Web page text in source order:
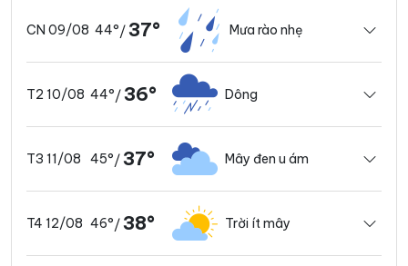
CN 09/08 44°/ 37° Mưa rào nhẹ
T2 10/08 44°/ 36° Dông
T3 11/08 45°/ 37° Mây đen u ám
T4 12/08 46°/ 38° Trời ít mây